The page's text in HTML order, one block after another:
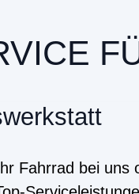
Fahrrad bei uns